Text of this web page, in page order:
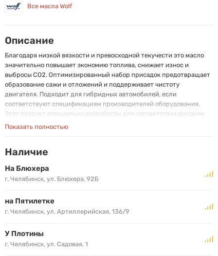
Все масла Wolf
Описание
Благодаря низкой вязкости и превосходной текучести это масло
значительно повышает экономию топлива, снижает износ и
выбросы CO2. Оптимизированный набор присадок предотвращает
образование сажи и отложений и поддерживает чистоту
двигателя. Подходит для гибридных автомобилей, если
соответствуют спецификациям производителей оборудования.
Этот продукт специально разработан для соответствия высоким
требованиям новейшей спецификации Dexos1 Gen 3 от General
обеспечивает уровень производительности, соответствующий
двигателями американских и азиатских производителей.
Показать полностью
Наличие
На Блюхера
г. Челябинск, ул. Блюхера, 92Б
на Пятилетке
г. Челябинск, ул. Артиллерийская, 136/9
У Плотины
г. Челябинск, ул. Садовая, 1